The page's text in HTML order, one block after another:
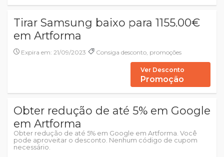
Tirar Samsung baixo para 1155.00€
em Artforma
Expira em: 21/09/2023 Consiga desconto, promoções
Ver Desconto
Promoção
Obter redução de até 5% em Google
em Artforma
Obter redução de até 5% em Google em Artforma. Você
pode aproveitar o desconto. Nenhum código de cupom
necessário.